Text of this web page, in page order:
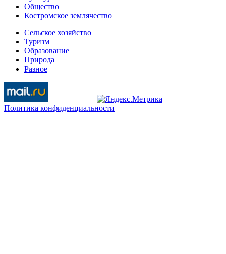
Общество
Костромское землячество
Сельское хозяйство
Туризм
Образование
Природа
Разное
Политика конфиденциальности